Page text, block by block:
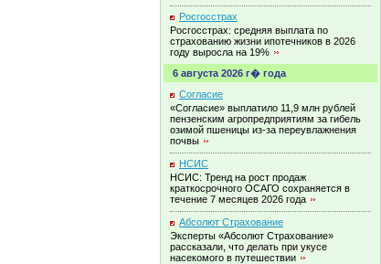
Росгосстрах
Росгосстрах: средняя выплата по
страхованию жизни ипотечников в 2026
году выросла на 19%
6 августа 2026 г� года
Согласие
«Согласие» выплатило 11,9 млн рублей
пензенским агропредприятиям за гибель
озимой пшеницы из-за переувлажнения
почвы
НСИС
НСИС: Тренд на рост продаж
краткосрочного ОСАГО сохраняется в
течение 7 месяцев 2026 года
Абсолют Страхование
Эксперты «Абсолют Страхование»
рассказали, что делать при укусе
насекомого в путешествии